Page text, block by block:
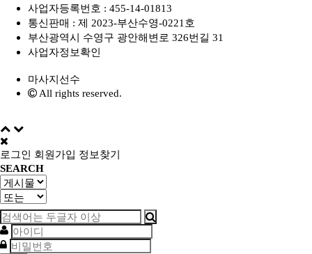
사업자등록번호 : 455-14-01813
통신판매 : 제 2023-부산수영-0221호
부산광역시 수영구 광안해변로 326번길 31
사업자정보확인
마사지선수
All rights reserved.
로그인 회원가입 정보찾기
SEARCH